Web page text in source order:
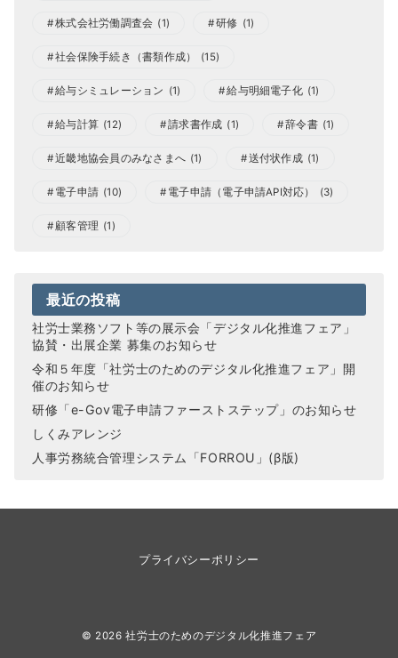
株式会社労働調査会 (1) 研修 (1)
社会保険手続き（書類作成） (15)
給与シミュレーション (1) 給与明細電子化 (1)
給与計算 (12) 請求書作成 (1) 辞令書 (1)
近畿地協会員のみなさまへ (1) 送付状作成 (1)
電子申請 (10) 電子申請（電子申請API対応） (3)
顧客管理 (1)
最近の投稿
社労士業務ソフト等の展示会「デジタル化推進フェア」
協賛・出展企業 募集のお知らせ
令和５年度「社労士のためのデジタル化推進フェア」開
催のお知らせ
研修「e-Gov電子申請ファーストステップ」のお知らせ
しくみアレンジ
人事労務統合管理システム「FORROU」(β版)
プライバシーポリシー
© 2026社労士のためのデジタル化推進フェア